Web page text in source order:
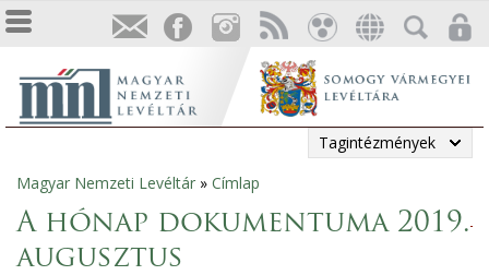
Tagintézmények
Jelenlegi
hely
Magyar Nemzeti Levéltár » Címlap
A hónap dokumentuma 2019.
augusztus